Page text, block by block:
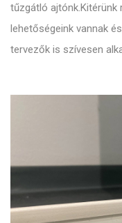
tűzgátló ajtónk.Kitérünk
lehetőségeink vannak
tervezők is szívesen